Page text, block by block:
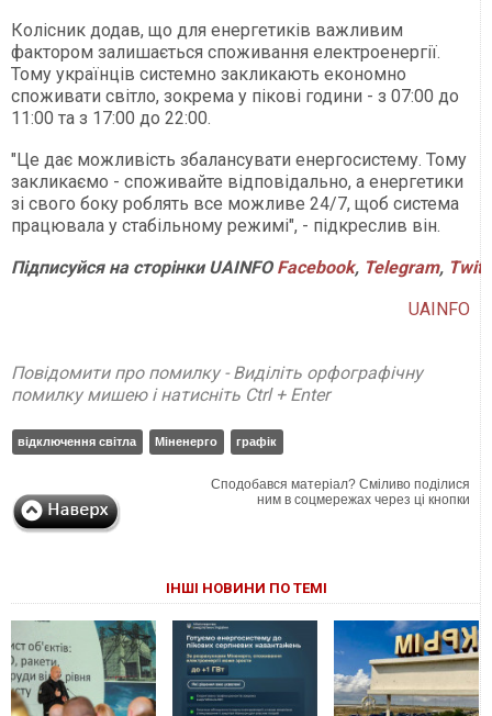
Колісник додав, що для енергетиків важливим
фактором залишається споживання електроенергії.
Тому українців системно закликають економно
споживати світло, зокрема у пікові години - з 07:00 до
11:00 та з 17:00 до 22:00.
"Це дає можливість збалансувати енергосистему. Тому
закликаємо - споживайте відповідально, а енергетики
зі свого боку роблять все можливе 24/7, щоб система
працювала у стабільному режимі", - підкреслив він.
ПідписуйсянасторінкиUAINFO Facebook, Telegram,
UAINFO
Повідомити про помилку - Виділіть орфографічну
помилку мишею і натисніть Ctrl + Enter
відключення світла Міненерго графік
Сподобався матеріал? Сміливо поділися
ним в соцмережах через ці кнопки
ІНШІ НОВИНИ ПО ТЕМІ